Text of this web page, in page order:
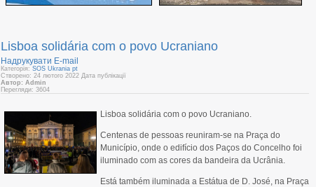
Lisboa solidária com o povo Ucraniano
Надрукувати E-mail
Категорія: SOS Ukrania pt
Створено: 24 лютого 2022 Дата публікації
Автор: Admin
Перегляди: 3604
Lisboa solidária com o povo Ucraniano.
Centenas de pessoas reuniram-se na Praça do
Município, onde o edifício dos Paços do Concelho foi
iluminado com as cores da bandeira da Ucrânia.
Está também iluminada a Estátua de D. José, na Praça